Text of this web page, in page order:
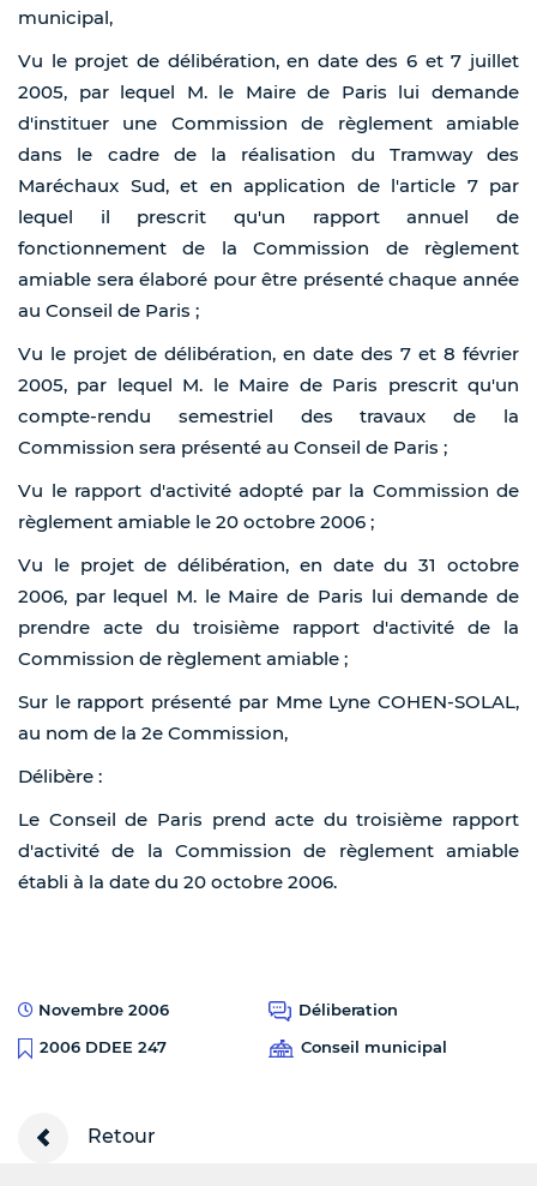
municipal,
Vu le projet de délibération, en date des 6 et 7 juillet
2005, par lequel M. le Maire de Paris lui demande
d'instituer une Commission de règlement amiable
dans le cadre de la réalisation du Tramway des
Maréchaux Sud, et en application de l'article 7 par
lequel il prescrit qu'un rapport annuel de
fonctionnement de la Commission de règlement
amiable sera élaboré pour être présenté chaque année
au Conseil de Paris ;
Vu le projet de délibération, en date des 7 et 8 février
2005, par lequel M. le Maire de Paris prescrit qu'un
compte-rendu semestriel des travaux de la
Commission sera présenté au Conseil de Paris ;
Vu le rapport d'activité adopté par la Commission de
règlement amiable le 20 octobre 2006 ;
Vu le projet de délibération, en date du 31 octobre
2006, par lequel M. le Maire de Paris lui demande de
prendre acte du troisième rapport d'activité de la
Commission de règlement amiable ;
Sur le rapport présenté par Mme Lyne COHEN-SOLAL,
au nom de la 2e Commission,
Délibère :
Le Conseil de Paris prend acte du troisième rapport
d'activité de la Commission de règlement amiable
établi à la date du 20 octobre 2006.
Novembre 2006
Déliberation
2006 DDEE 247
Conseil municipal
Retour